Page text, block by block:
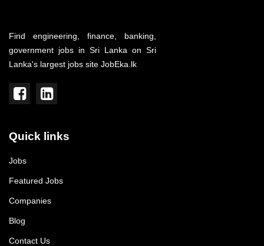
Find engineering, finance, banking,
government jobs in Sri Lanka on Sri
Lanka's largest jobs site JobEka.lk
Quick links
Jobs
Featured Jobs
Companies
Blog
Contact Us